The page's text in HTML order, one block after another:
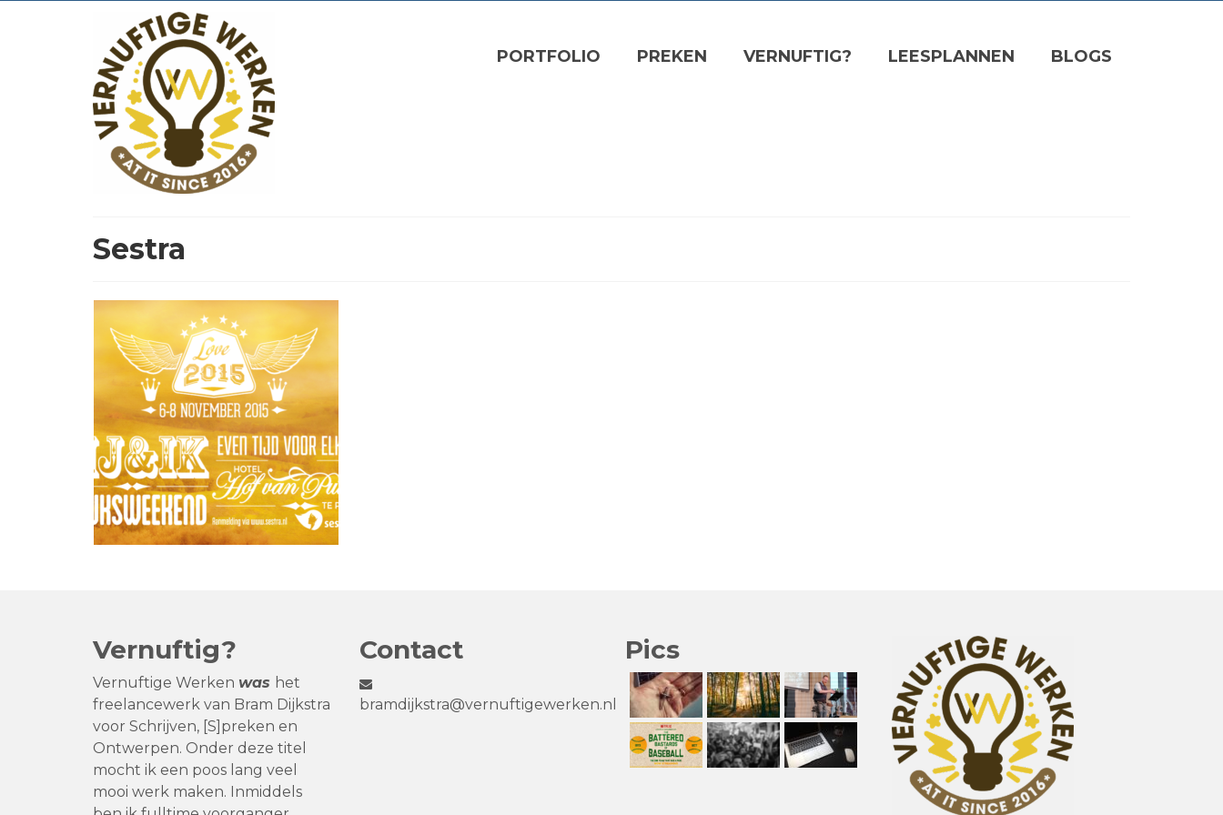
PORTFOLIO PREKEN VERNUFTIG? LEESPLANNEN BLOGS
Sestra
Vernuftig?
Vernuftige Werken was het
freelancewerk van Bram Dijkstra
voor Schrijven, [S]preken en
Ontwerpen. Onder deze titel
mocht ik een poos lang veel
mooi werk maken. Inmiddels
Contact
bramdijkstra@vernuftigewerken.nl
Pics